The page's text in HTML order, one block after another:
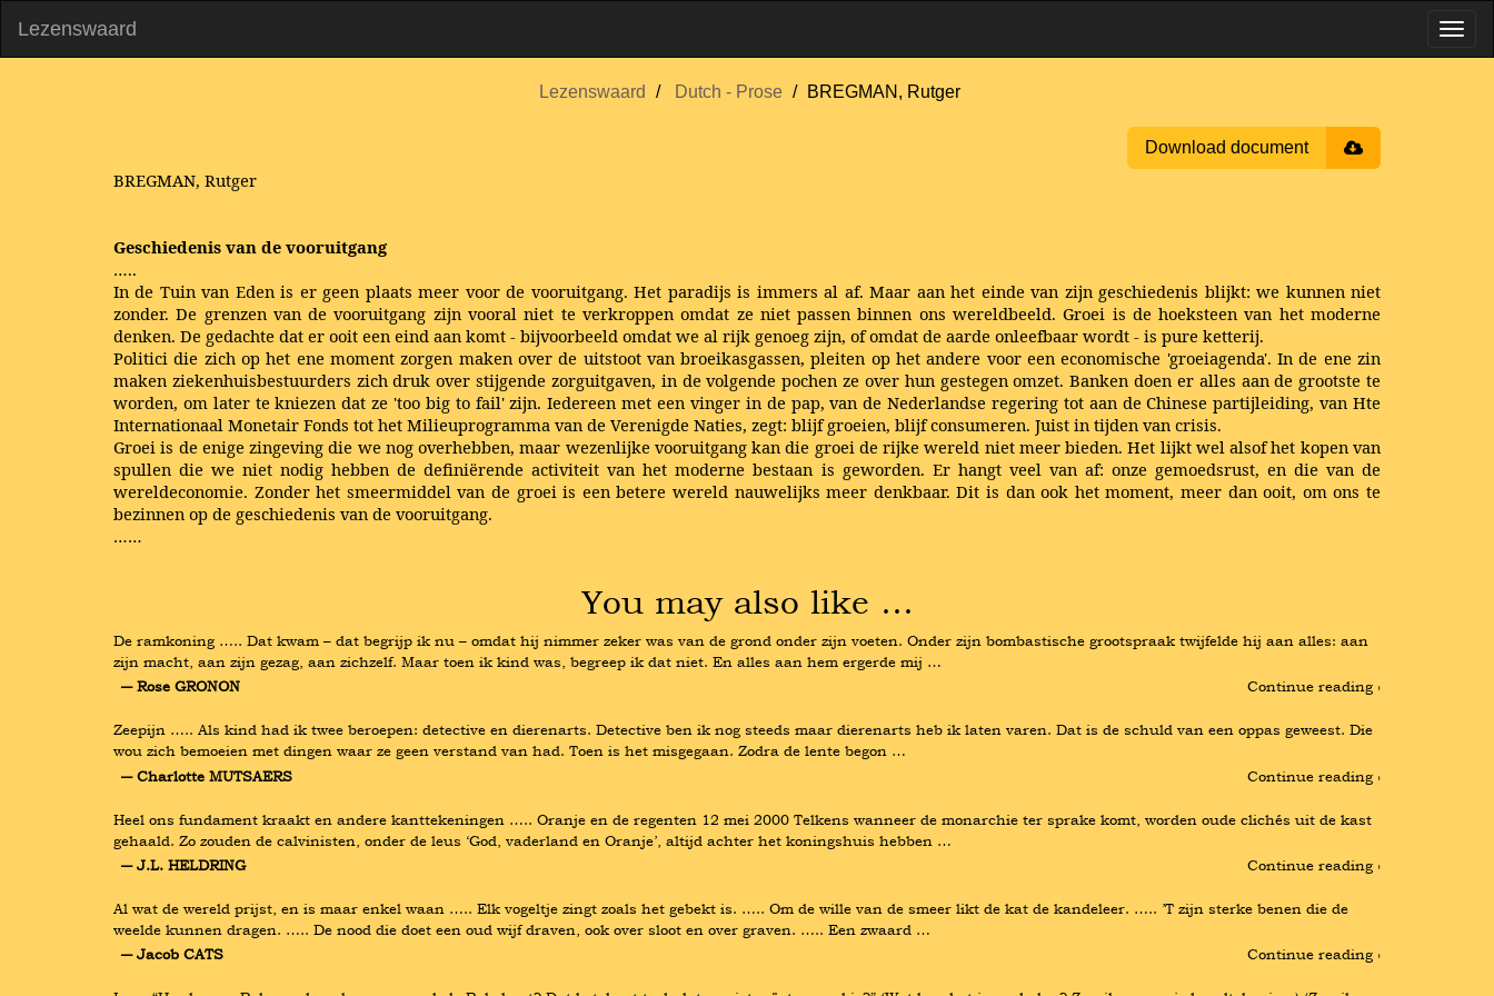
Lezenswaard
Lezenswaard Dutch - Prose BREGMAN, Rutger
Download document
BREGMAN, Rutger
Geschiedenis van de vooruitgang
…..
In de Tuin van Eden is er geen plaats meer voor de vooruitgang. Het paradijs is immers al af. Maar aan het einde van zijn geschiedenis blijkt: we kunnen niet
zonder. De grenzen van de vooruitgang zijn vooral niet te verkroppen omdat ze niet passen binnen ons wereldbeeld. Groei is de hoeksteen van het moderne
denken. De gedachte dat er ooit een eind aan komt - bijvoorbeeld omdat we al rijk genoeg zijn, of omdat de aarde onleefbaar wordt - is pure ketterij.
Politici die zich op het ene moment zorgen maken over de uitstoot van broeikasgassen, pleiten op het andere voor een economische 'groeiagenda'. In de ene zin
maken ziekenhuisbestuurders zich druk over stijgende zorguitgaven, in de volgende pochen ze over hun gestegen omzet. Banken doen er alles aan de grootste te
worden, om later te kniezen dat ze 'too big to fail' zijn. Iedereen met een vinger in de pap, van de Nederlandse regering tot aan de Chinese partijleiding, van Hte
Internationaal Monetair Fonds tot het Milieuprogramma van de Verenigde Naties, zegt: blijf groeien, blijf consumeren. Juist in tijden van crisis.
Groei is de enige zingeving die we nog overhebben, maar wezenlijke vooruitgang kan die groei de rijke wereld niet meer bieden. Het lijkt wel alsof het kopen van
spullen die we niet nodig hebben de definiërende activiteit van het moderne bestaan is geworden. Er hangt veel van af: onze gemoedsrust, en die van de
wereldeconomie. Zonder het smeermiddel van de groei is een betere wereld nauwelijks meer denkbaar. Dit is dan ook het moment, meer dan ooit, om ons te
bezinnen op de geschiedenis van de vooruitgang.
……
You may also like …
De ramkoning ….. Dat kwam – dat begrijp ik nu – omdat hij nimmer zeker was van de grond onder zijn voeten. Onder zijn bombastische grootspraak twijfelde hij aan alles: aan
zijn macht, aan zijn gezag, aan zichzelf. Maar toen ik kind was, begreep ik dat niet. En alles aan hem ergerde mij …
― Rose GRONON
Continue reading ›
Zeepijn ….. Als kind had ik twee beroepen: detective en dierenarts. Detective ben ik nog steeds maar dierenarts heb ik laten varen. Dat is de schuld van een oppas geweest. Die
wou zich bemoeien met dingen waar ze geen verstand van had. Toen is het misgegaan. Zodra de lente begon …
― Charlotte MUTSAERS
Continue reading ›
Heel ons fundament kraakt en andere kanttekeningen ….. Oranje en de regenten 12 mei 2000 Telkens wanneer de monarchie ter sprake komt, worden oude clichés uit de kast
gehaald. Zo zouden de calvinisten, onder de leus ‘God, vaderland en Oranje’, altijd achter het koningshuis hebben …
― J.L. HELDRING
Continue reading ›
Al wat de wereld prijst, en is maar enkel waan ….. Elk vogeltje zingt zoals het gebekt is. ….. Om de wille van de smeer likt de kat de kandeleer. ….. ’T zijn sterke benen die de
weelde kunnen dragen. ….. De nood die doet een oud wijf draven, ook over sloot en over graven. ….. Een zwaard …
― Jacob CATS
Continue reading ›